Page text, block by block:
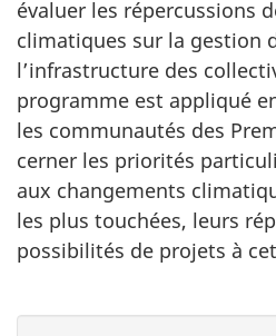
évaluer les répercussions
climatiques sur la gestion
l’infrastructure des
programme est appliqué
les communautés des
cerner les priorités
aux changements
les plus touchées, leurs
possibilités de projets à